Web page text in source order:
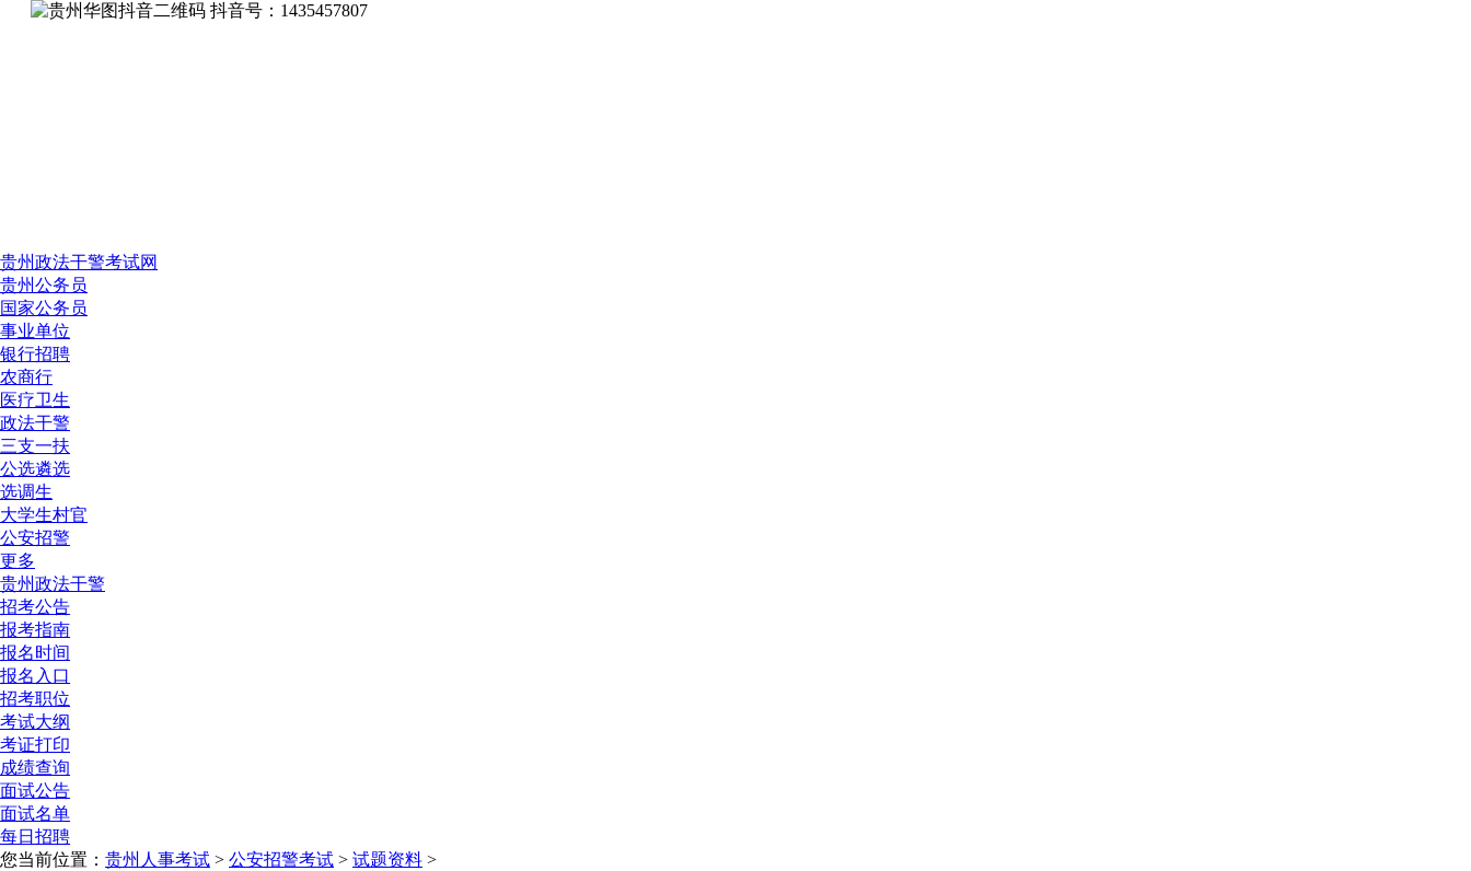
抖音号：1435457807
贵州政法干警考试网
贵州公务员
国家公务员
事业单位
银行招聘
农商行
医疗卫生
政法干警
三支一扶
公选遴选
选调生
大学生村官
公安招警
更多
贵州政法干警
招考公告
报考指南
报名时间
报名入口
招考职位
考试大纲
考证打印
成绩查询
面试公告
面试名单
每日招聘
您当前位置： 贵州人事考试 > 公安招警考试 > 试题资料 >